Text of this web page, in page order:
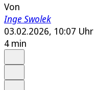
Von
Inge Swolek
03.02.2026, 10:07 Uhr
4 min